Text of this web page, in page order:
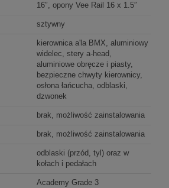
16″, opony Vee Rail 16 x 1.5″
sztywny
kierownica a'la BMX, aluminiowy
widelec, stery a-head,
aluminiowe obręcze i piasty,
bezpieczne chwyty kierownicy,
osłona łańcucha, odblaski,
dzwonek
brak, możliwość zainstalowania
brak, możliwość zainstalowania
odblaski (przód, tyl) oraz w
kołach i pedałach
Academy Grade 3